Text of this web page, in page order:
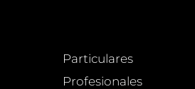
Particulares
Profesionales